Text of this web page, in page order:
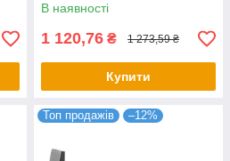
В наявності
1 120,76 ₴ 1 273,59 ₴
Купити
Топ продажів –12%